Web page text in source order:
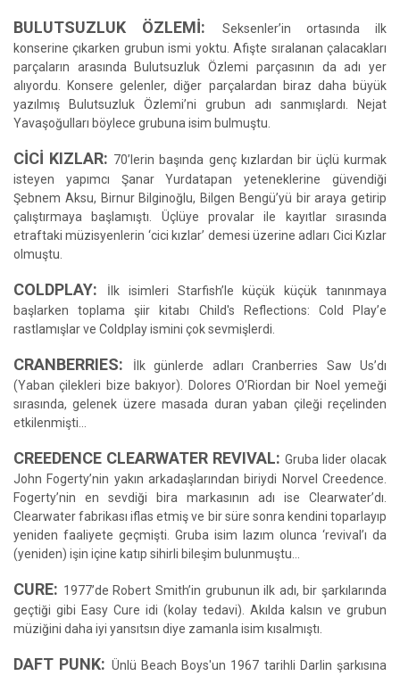
BULUTSUZLUK ÖZLEMİ:
Seksenler’in ortasında ilk
konserine çıkarken grubun ismi yoktu. Afişte sıralanan çalacakları
parçaların arasında Bulutsuzluk Özlemi parçasının da adı yer
alıyordu. Konsere gelenler, diğer parçalardan biraz daha büyük
yazılmış Bulutsuzluk Özlemi’ni grubun adı sanmışlardı. Nejat
Yavaşoğulları böylece grubuna isim bulmuştu.
CİCİ KIZLAR: 70’lerin başında genç kızlardan bir üçlü kurmak
isteyen yapımcı Şanar Yurdatapan yeteneklerine güvendiği
Şebnem Aksu, Birnur Bilginoğlu, Bilgen Bengü’yü bir araya getirip
çalıştırmaya başlamıştı. Üçlüye provalar ile kayıtlar sırasında
etraftaki müzisyenlerin ‘cici kızlar’ demesi üzerine adları Cici Kızlar
olmuştu.
COLDPLAY:
İlk isimleri Starfish’le küçük küçük tanınmaya
başlarken toplama şiir kitabı Child's Reflections: Cold Play’e
rastlamışlar ve Coldplay ismini çok sevmişlerdi.
CRANBERRIES:
İlk günlerde adları Cranberries Saw Us’dı
(Yaban çilekleri bize bakıyor). Dolores O’Riordan bir Noel yemeği
sırasında, gelenek üzere masada duran yaban çileği reçelinden
etkilenmişti…
CREEDENCE CLEARWATER REVIVAL: Gruba lider olacak
John Fogerty’nin yakın arkadaşlarından biriydi Norvel Creedence.
Fogerty’nin en sevdiği bira markasının adı ise Clearwater’dı.
Clearwater fabrikası iflas etmiş ve bir süre sonra kendini toparlayıp
yeniden faaliyete geçmişti. Gruba isim lazım olunca ‘revival’ı da
(yeniden) işin içine katıp sihirli bileşim bulunmuştu…
CURE: 1977’de Robert Smith’in grubunun ilk adı, bir şarkılarında
geçtiği gibi Easy Cure idi (kolay tedavi). Akılda kalsın ve grubun
müziğini daha iyi yansıtsın diye zamanla isim kısalmıştı.
DAFT PUNK: Ünlü Beach Boys'un 1967 tarihli Darlin şarkısına